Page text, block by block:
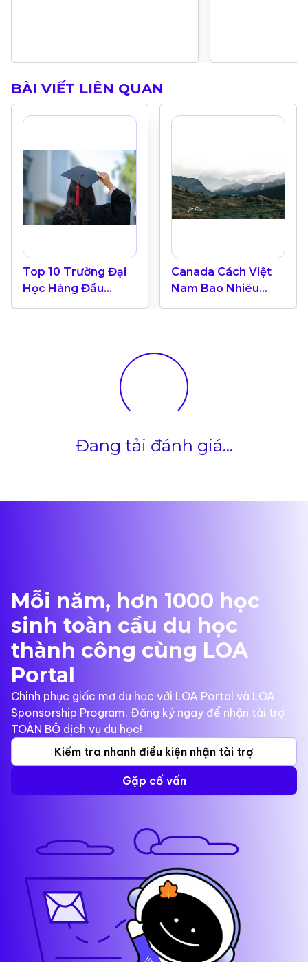
BÀI VIẾT LIÊN QUAN
Top 10 Trường Đại
Học Hàng Đầu
Canada 2024
Canada Cách Việt
Nam Bao Nhiêu
Tiếng? Hướng Dẫn
Đang tải đánh giá...
Mỗi năm, hơn 1000 học
sinh toàn cầu du học
thành công cùng LOA
Portal
Chinh phục giấc mơ du học với LOA Portal và LOA
Sponsorship Program. Đăng ký ngay để nhận tài trợ
TOÀN BỘ dịch vụ du học!
Kiểm tra nhanh điều kiện nhận tài trợ
Gặp cố vấn